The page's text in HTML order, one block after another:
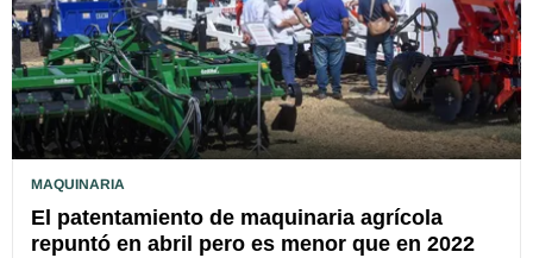
MAQUINARIA
El patentamiento de maquinaria agrícola
repuntó en abril pero es menor que en 2022